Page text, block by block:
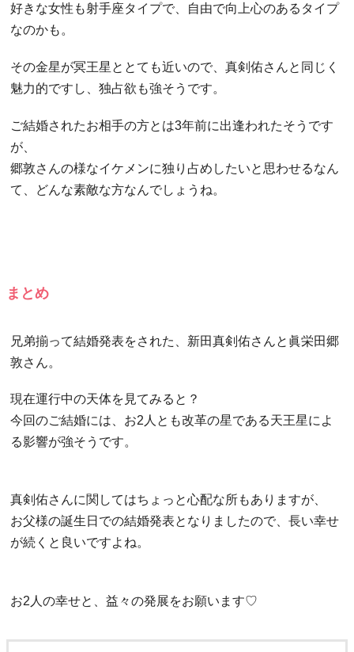
好きな女性も射手座タイプで、自由で向上心のあるタイプ
なのかも。
その金星が冥王星ととても近いので、真剣佑さんと同じく
魅力的ですし、独占欲も強そうです。
ご結婚されたお相手の方とは3年前に出逢われたそうです
が、
郷敦さんの様なイケメンに独り占めしたいと思わせるなん
て、どんな素敵な方なんでしょうね。
まとめ
兄弟揃って結婚発表をされた、新田真剣佑さんと眞栄田郷
敦さん。
現在運行中の天体を見てみると？
今回のご結婚には、お2人とも改革の星である天王星によ
る影響が強そうです。
真剣佑さんに関してはちょっと心配な所もありますが、
お父様の誕生日での結婚発表となりましたので、長い幸せ
が続くと良いですよね。
お2人の幸せと、益々の発展をお願います♡